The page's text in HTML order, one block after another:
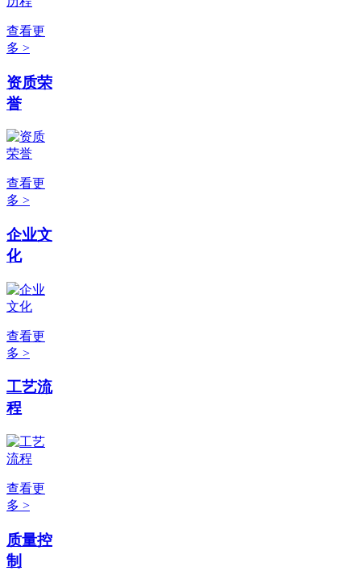
查看更
多 >
资质荣
誉
查看更
多 >
企业文
化
查看更
多 >
工艺流
程
查看更
多 >
质量控
制